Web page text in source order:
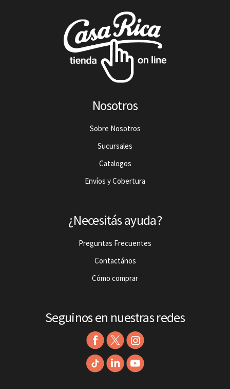
Nosotros
Sobre Nosotros
Sucursales
Catalogos
Envíos y Cobertura
¿Necesitás ayuda?
Preguntas Frecuentes
Contactános
Cómo comprar
Seguinos en nuestras redes